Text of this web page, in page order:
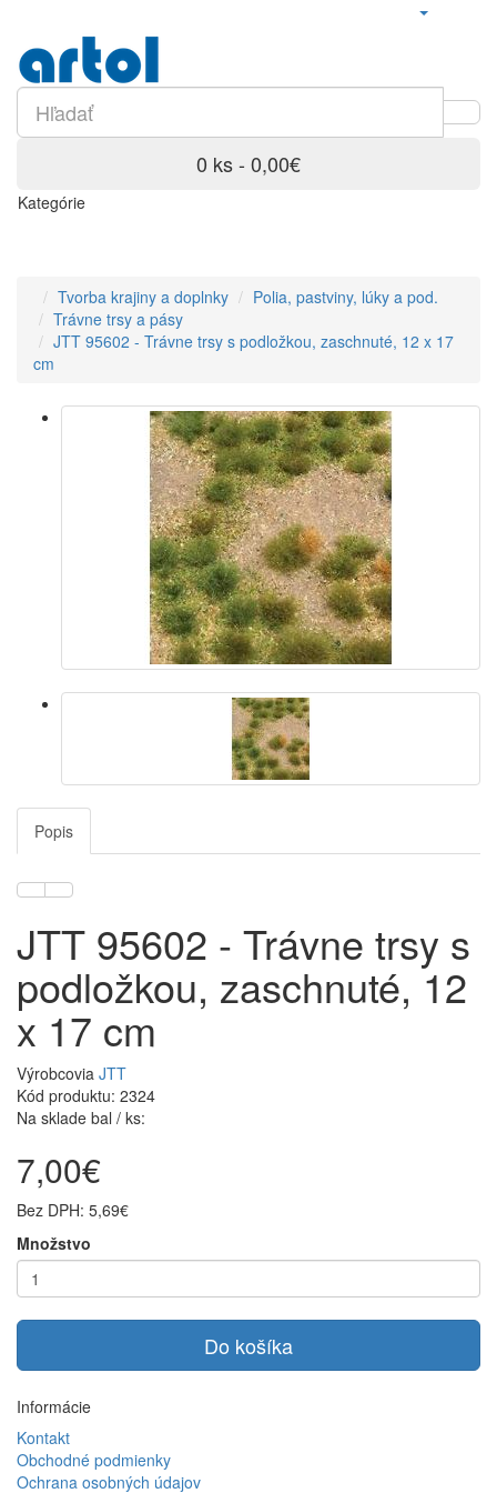
0 ks - 0,00€
Kategórie
Tvorba krajiny a doplnky
Polia, pastviny, lúky a pod.
Trávne trsy a pásy
JTT 95602 - Trávne trsy s podložkou, zaschnuté, 12 x 17
cm
Popis
JTT 95602 - Trávne trsy s
podložkou, zaschnuté, 12
x 17 cm
Výrobcovia JTT
Kód produktu: 2324
Na sklade bal / ks:
7,00€
Bez DPH: 5,69€
Množstvo
Do košíka
Informácie
Kontakt
Obchodné podmienky
Ochrana osobných údajov